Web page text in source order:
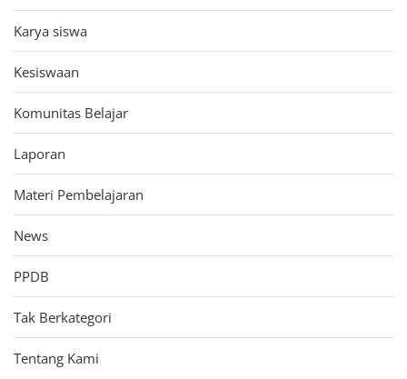
Karya siswa
Kesiswaan
Komunitas Belajar
Laporan
Materi Pembelajaran
News
PPDB
Tak Berkategori
Tentang Kami